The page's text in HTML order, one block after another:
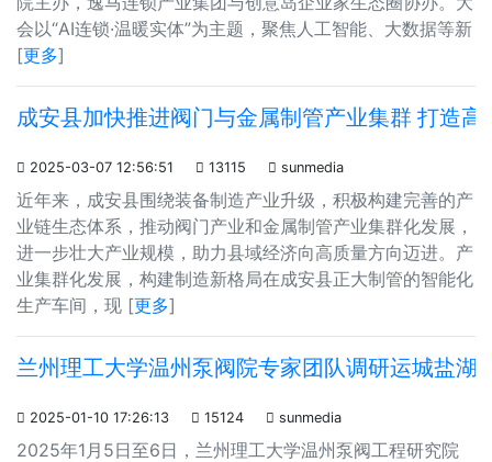
会以“AI连锁·温暖实体”为主题，聚焦人工智能、大数据等新
[更多]
成安县加快推进阀门与金属制管产业集群 打造高
 2025-03-07 12:56:51  13115  sunmedia
近年来，成安县围绕装备制造产业升级，积极构建完善的产
业链生态体系，推动阀门产业和金属制管产业集群化发展，
进一步壮大产业规模，助力县域经济向高质量方向迈进。产
业集群化发展，构建制造新格局在成安县正大制管的智能化
生产车间，现 [更多]
兰州理工大学温州泵阀院专家团队调研运城盐湖
 2025-01-10 17:26:13  15124  sunmedia
2025年1月5日至6日，兰州理工大学温州泵阀工程研究院